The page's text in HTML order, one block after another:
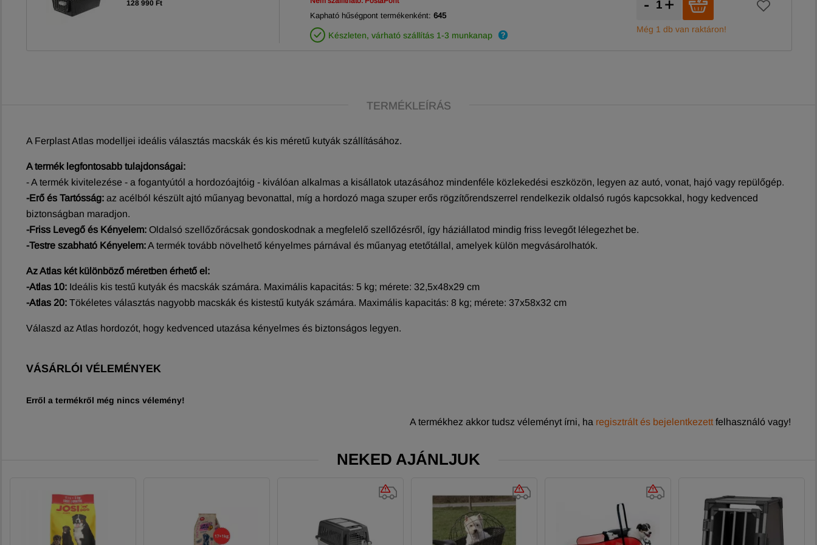
128 990 Ft
Kapható hűségpont termékenként: 645
Készleten, várható szállítás 1-3 munkanap
+
-
Még 1 db van raktáron!
TERMÉKLEÍRÁS
A Ferplast Atlas modelljei ideális választás macskák és kis méretű kutyák szállításához.
A termék legfontosabb tulajdonságai:
- A termék kivitelezése - a fogantyútól a hordozóajtóig - kiválóan alkalmas a kisállatok utazásához mindenféle közlekedési eszközön, legyen az autó, vonat, hajó vagy repülőgép.
-Erő és Tartósság: az acélból készült ajtó műanyag bevonattal, míg a hordozó maga szuper erős rögzítőrendszerrel rendelkezik oldalsó rugós kapcsokkal, hogy kedvenced
biztonságban maradjon.
-Friss Levegő és Kényelem: Oldalsó szellőzőrácsak gondoskodnak a megfelelő szellőzésről, így háziállatod mindig friss levegőt lélegezhet be.
-Testre szabható Kényelem:A termék tovább növelhető kényelmes párnával és műanyag etetőtállal, amelyek külön megvásárolhatók.
Az Atlas két különböző méretben érhető el:
-Atlas 10: Ideális kis testű kutyák és macskák számára. Maximális kapacitás: 5 kg; mérete: 32,5x48x29 cm
-Atlas 20: Tökéletes választás nagyobb macskák és kistestű kutyák számára. Maximális kapacitás: 8 kg; mérete: 37x58x32 cm
Válaszd az Atlas hordozót, hogy kedvenced utazása kényelmes és biztonságos legyen.
VÁSÁRLÓI VÉLEMÉNYEK
Erről a termékről még nincs vélemény!
A termékhez akkor tudsz véleményt írni, ha regisztrált és bejelentkezett felhasználó vagy!
NEKED AJÁNLJUK